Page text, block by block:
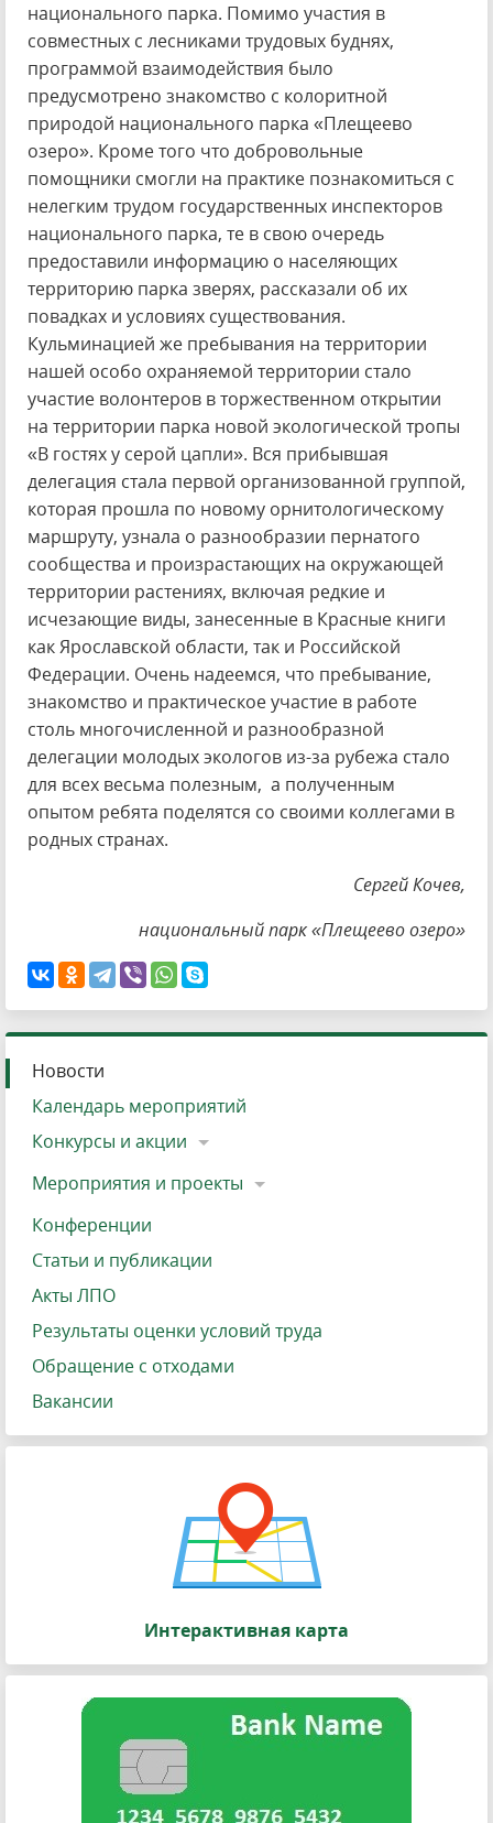
национального парка. Помимо участия в
совместных с лесниками трудовых буднях,
программой взаимодействия было
предусмотрено знакомство с колоритной
природой национального парка «Плещеево
озеро». Кроме того что добровольные
помощники смогли на практике познакомиться с
нелегким трудом государственных инспекторов
национального парка, те в свою очередь
предоставили информацию о населяющих
территорию парка зверях, рассказали об их
повадках и условиях существования.
Кульминацией же пребывания на территории
нашей особо охраняемой территории стало
участие волонтеров в торжественном открытии
на территории парка новой экологической тропы
«В гостях у серой цапли». Вся прибывшая
делегация стала первой организованной группой,
которая прошла по новому орнитологическому
маршруту, узнала о разнообразии пернатого
сообщества и произрастающих на окружающей
территории растениях, включая редкие и
исчезающие виды, занесенные в Красные книги
как Ярославской области, так и Российской
Федерации. Очень надеемся, что пребывание,
знакомство и практическое участие в работе
столь многочисленной и разнообразной
делегации молодых экологов из-за рубежа стало
для всех весьма полезным, а полученным
опытом ребята поделятся со своими коллегами в
родных странах.
Сергей Кочев,
национальный парк «Плещеево озеро»
Новости
Календарь мероприятий
Конкурсы и акции
Мероприятия и проекты
Конференции
Статьи и публикации
Акты ЛПО
Результаты оценки условий труда
Обращение с отходами
Вакансии
Интерактивная карта